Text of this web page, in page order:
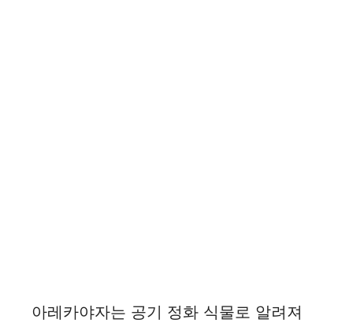
아레카야자는 공기 정화 식물로 알려져